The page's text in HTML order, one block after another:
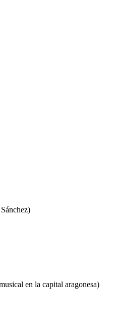
en la capital aragonesa)